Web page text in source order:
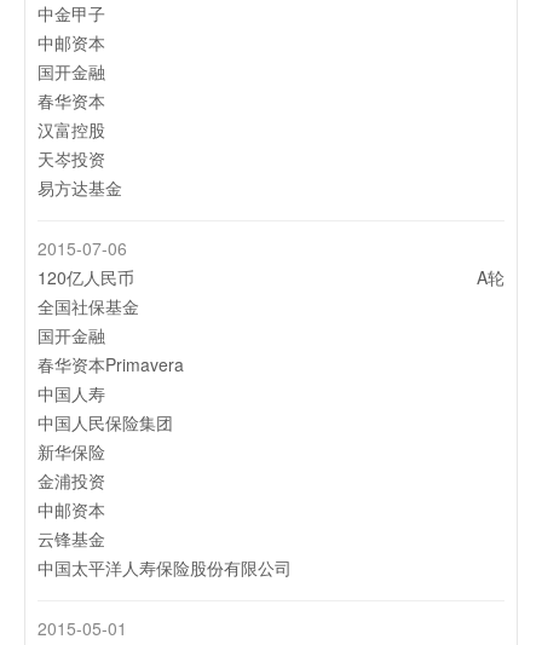
2022-07-25
卡塔尔国家银行接入微信支付和支付宝
2022-06-06
蚂蚁集团在新加坡推出数字银行ANEXT，面向东南亚中小
企业
2022-05-18
美元降至1300万美元
2022-04-24
不赚支付手续费，美版“支付宝”PayPal亟需第二增长曲线
2022-04-19
东南亚地区：手机银行用户最狂热
2022-04-13
菲律宾数字支付巨头Voyager完成新一轮融资：估值超10
亿美元，腾讯参投
2022-04-12
蚂蚁在菲律宾投资的钱包是如何实现盈利的？
2021-11-03
中金甲子
中邮资本
国开金融
春华资本
汉富控股
天岑投资
易方达基金
2015-07-06
A轮
120亿人民币
全国社保基金
国开金融
春华资本Primavera
中国人寿
中国人民保险集团
新华保险
金浦投资
中邮资本
云锋基金
中国太平洋人寿保险股份有限公司
2015-05-01